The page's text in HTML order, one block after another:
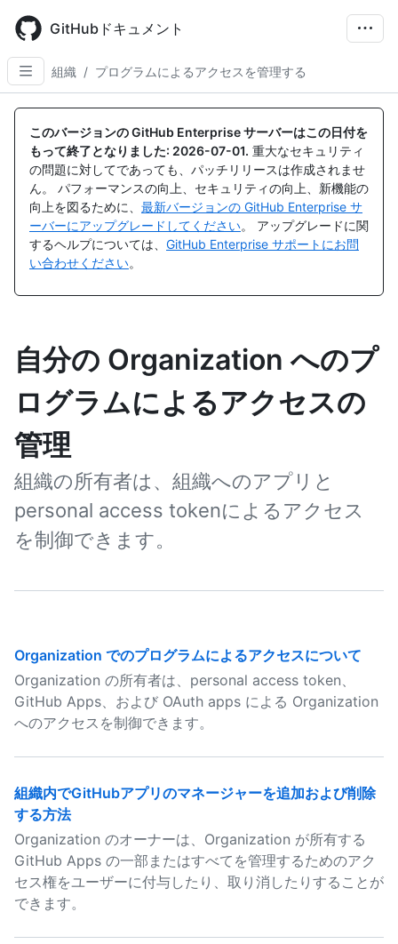
main
content
GitHubドキュメント
組織 / プログラムによるアクセスを管理する
このバージョンの GitHub Enterprise サーバーはこの日付を
もって終了となりました: 2026-07-01. 重大なセキュリティ
の問題に対してであっても、パッチリリースは作成されませ
ん。 パフォーマンスの向上、セキュリティの向上、新機能の
向上を図るために、 最新バージョンの GitHub Enterprise サ
ーバーにアップグレードしてください。 アップグレードに関
するヘルプについては、 GitHub Enterprise サポートにお問
い合わせください。
自分の Organization へのプ
ログラムによるアクセスの
管理
組織の所有者は、組織へのアプリと
personal access tokenによるアクセス
を制御できます。
Organization でのプログラムによるアクセスについて
Organization の所有者は、personal access token、
GitHub Apps、および OAuth apps による Organization
へのアクセスを制御できます。
組織内でGitHubアプリのマネージャーを追加および削除
する方法
Organization のオーナーは、Organization が所有する
GitHub Apps の一部またはすべてを管理するためのアク
セス権をユーザーに付与したり、取り消したりすることが
できます。